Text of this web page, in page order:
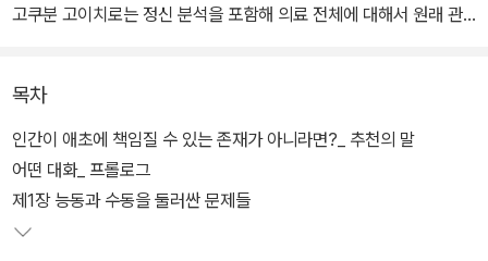
고쿠분 고이치로는 정신 분석을 포함해 의료 전체에 대해서 원래 관
루는 언어학을 아우르는 혼종 철학서라고 볼 수 있다.
목차
인간이 애초에 책임질 수 있는 존재가 아니라면?_ 추천의 말
어떤 대화_ 프롤로그
제1장 능동과 수동을 둘러싼 문제들